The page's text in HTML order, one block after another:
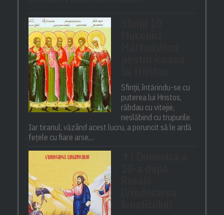
Sfinții, întărindu-se cu
puterea lui Hristos,
răbdau cu vitejie,
neslăbind cu trupurile.
Iar tiranul, văzând acest lucru, a poruncit să le ardă
fețele cu fiare arse,...